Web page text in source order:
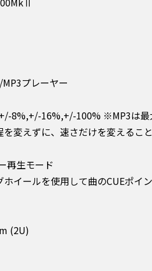
プレーヤー
8%,+/-16%,+/-100% ※MP3は最
変えずに、速さだけを変えること
再生モード
イールを使用して曲のCUEポイン
(2U)